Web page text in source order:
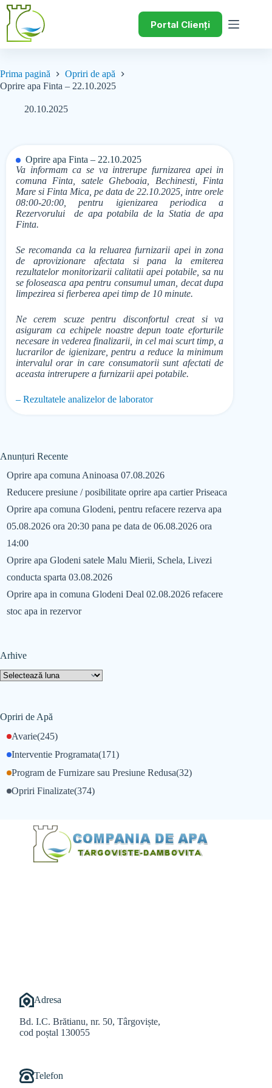
Portal Clienți
Prima pagină
Opriri de apă
Oprire apa Finta – 22.10.2025
20.10.2025
Oprire apa Finta – 22.10.2025
Va informam ca se va intrerupe furnizarea apei in
comuna Finta, satele Gheboaia, Bechinesti, Finta
Mare si Finta Mica, pe data de 22.10.2025, intre orele
08:00-20:00, pentru igienizarea periodica a
Rezervorului de apa potabila de la Statia de apa
Finta.
Se recomanda ca la reluarea furnizarii apei in zona
de aprovizionare afectata si pana la emiterea
rezultatelor monitorizarii calitatii apei potabile, sa nu
se foloseasca apa pentru consumul uman, decat dupa
limpezirea si fierberea apei timp de 10 minute.
Ne cerem scuze pentru disconfortul creat si va
asiguram ca echipele noastre depun toate eforturile
necesare in vederea finalizarii, in cel mai scurt timp, a
lucrarilor de igienizare, pentru a reduce la minimum
intervalul orar in care consumatorii sunt afectati de
aceasta intrerupere a furnizarii apei potabile.
– Rezultatele analizelor de laborator
Anunțuri Recente
Oprire apa comuna Aninoasa 07.08.2026
Reducere presiune / posibilitate oprire apa cartier Priseaca
Oprire apa comuna Glodeni, pentru refacere rezerva apa
05.08.2026 ora 20:30 pana pe data de 06.08.2026 ora
14:00
Oprire apa Glodeni satele Malu Mierii, Schela, Livezi
conducta sparta 03.08.2026
Oprire apa in comuna Glodeni Deal 02.08.2026 refacere
stoc apa in rezervor
Arhive
Opriri de Apă
Avarie(245)
Interventie Programata(171)
Opriri Finalizate(374)
Program de Furnizare sau Presiune Redusa(32)
Adresa
Bd. I.C. Brătianu, nr. 50, Târgoviște,
cod poștal 130055
Telefon